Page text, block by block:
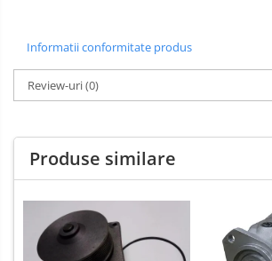
Informatii conformitate produs
Review-uri(0)
Produse similare